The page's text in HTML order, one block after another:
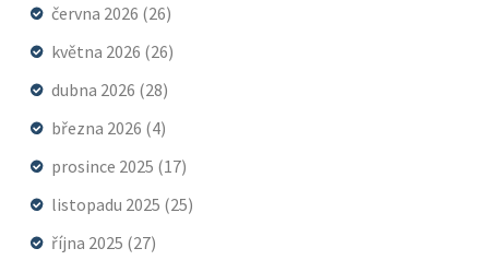
června 2026 (26)
května 2026 (26)
dubna 2026 (28)
března 2026 (4)
prosince 2025 (17)
listopadu 2025 (25)
října 2025 (27)